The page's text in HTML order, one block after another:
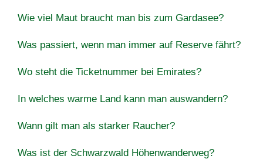
Wie viel Maut braucht man bis zum Gardasee?
Was passiert, wenn man immer auf Reserve fährt?
Wo steht die Ticketnummer bei Emirates?
In welches warme Land kann man auswandern?
Wann gilt man als starker Raucher?
Was ist der Schwarzwald Höhenwanderweg?